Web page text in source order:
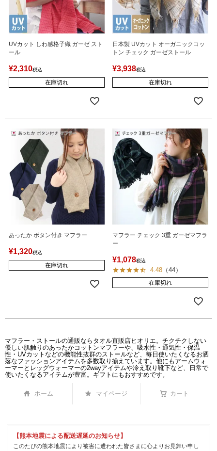
UVカット しわ感格子織 ガーゼ スト
ール
¥2,310税込
在庫切れ
日本製 UVカット オーガニックコッ
トン チェック ガーゼストール
¥3,938税込
在庫切れ
あったか ボタン付き マフラー
¥1,320税込
在庫切れ
マフラー チェック 3重 ガーゼマフラ
ー
¥1,078税込
4.48 （44）
在庫切れ
マフラー・ストールの通販ならタオル直販店ヒオリエ。チクチクしない
優しい肌触りのあったかコットンマフラーや、吸水性・通気性・保温
性・UVカットなどの機能性抜群のストールなど、毎日使いたくなるお洒
落なファッションアイテムを多数取り揃えています。他にもアームウォ
ーマーとレッグウォーマーの2wayアイテムや冷え取り靴下など、日常で
使いたくなるアイテムが豊富。ギフトにもおすすめです。
ホーム マイページ カート
【熊本地震による配送遅延のお知らせ】
このたびの熊本地震により被害に遭われた皆さまに心よりお見舞い申し